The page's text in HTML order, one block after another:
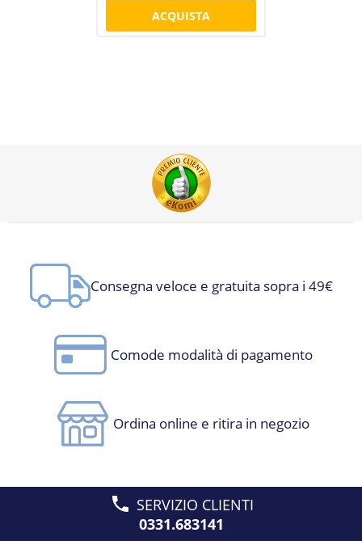
ACQUISTA
Consegna veloce e gratuita sopra i 49€
Comode modalità di pagamento
Ordina online e ritira in negozio
SERVIZIO CLIENTI
0331.683141